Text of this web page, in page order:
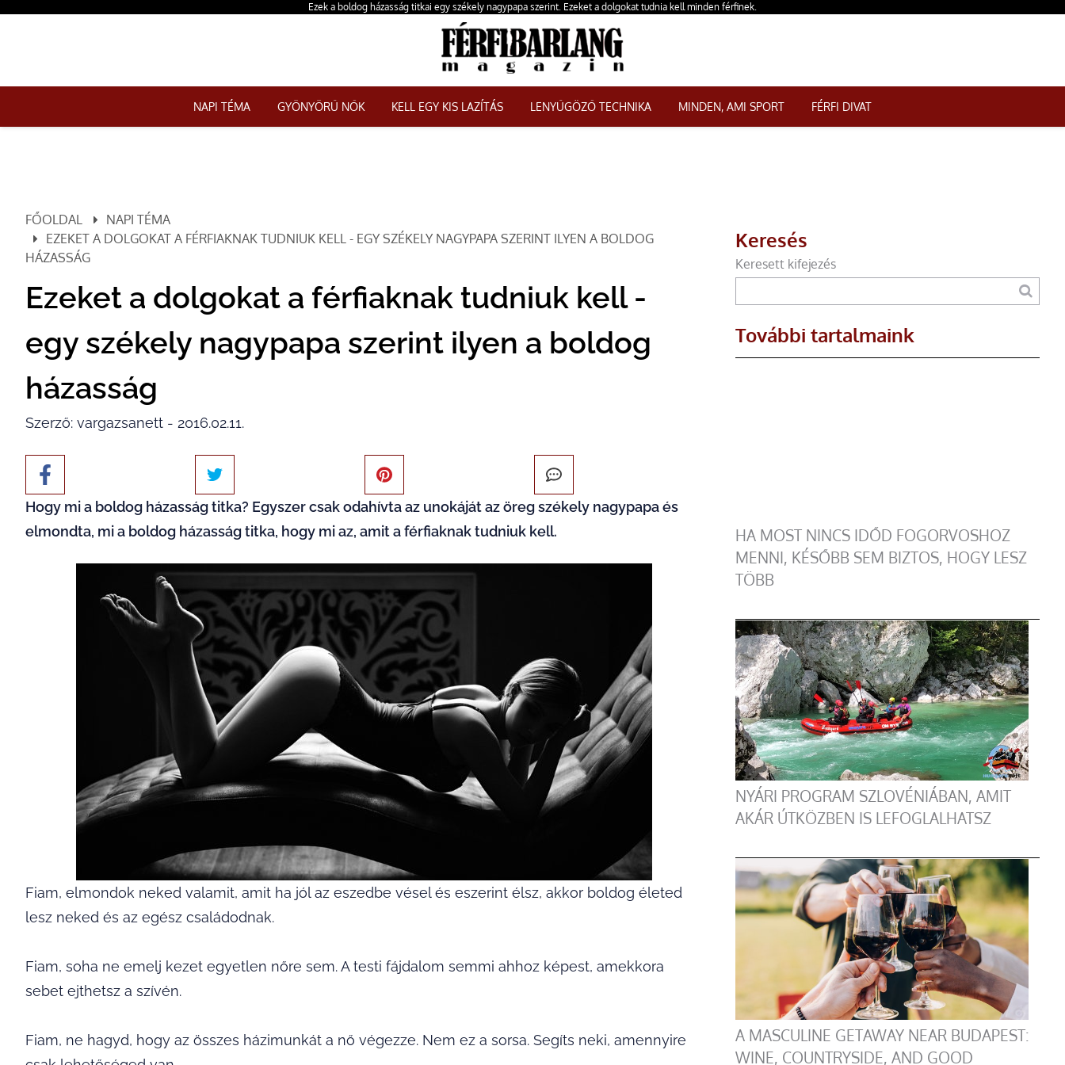
Ezek a boldog házasság titkai egy székely nagypapa szerint. Ezeket a dolgokat tudnia kell minden férfinek.
NAPI TÉMA GYÖNYÖRŰ NŐK KELL EGY KIS LAZÍTÁS LENYŰGÖZŐ TECHNIKA MINDEN, AMI SPORT FÉRFI DIVAT
FŐOLDAL
NAPI TÉMA
EZEKET A DOLGOKAT A FÉRFIAKNAK TUDNIUK KELL - EGY SZÉKELY NAGYPAPA SZERINT ILYEN A BOLDOG
HÁZASSÁG
Ezeket a dolgokat a férfiaknak tudniuk kell -
egy székely nagypapa szerint ilyen a boldog
házasság
Szerző: vargazsanett - 2016.02.11.
Hogy mi a boldog házasság titka? Egyszer csak odahívta az unokáját az öreg székely nagypapa és
elmondta, mi a boldog házasság titka, hogy mi az, amit a férfiaknak tudniuk kell.
Fiam, elmondok neked valamit, amit ha jól az eszedbe vésel és eszerint élsz, akkor boldog életed
lesz neked és az egész családodnak.
Fiam, soha ne emelj kezet egyetlen nőre sem. A testi fájdalom semmi ahhoz képest, amekkora
sebet ejthetsz a szívén.
Fiam, ne hagyd, hogy az összes házimunkát a nő végezze. Nem ez a sorsa. Segíts neki, amennyire
Keresés
Keresett kifejezés
További tartalmaink
HA MOST NINCS IDŐD FOGORVOSHOZ
MENNI, KÉSŐBB SEM BIZTOS, HOGY LESZ
TÖBB
NYÁRI PROGRAM SZLOVÉNIÁBAN, AMIT
AKÁR ÚTKÖZBEN IS LEFOGLALHATSZ
A MASCULINE GETAWAY NEAR BUDAPEST:
WINE, COUNTRYSIDE, AND GOOD